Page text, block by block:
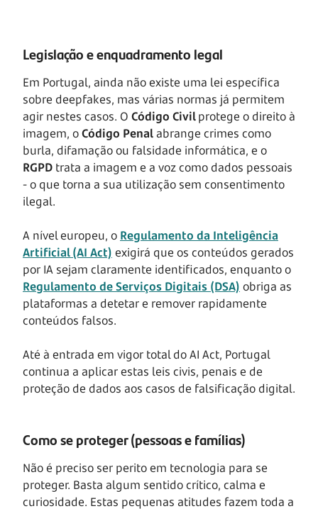
Legislação e enquadramento legal
Em Portugal, ainda não existe uma lei específica
sobre deepfakes, mas várias normas já permitem
agir nestes casos. O Código Civilprotege o direito à
imagem, oCódigo Penalabrange crimes como
burla, difamação ou falsidade informática, e o
RGPD trata a imagem e a voz como dados pessoais
- o que torna a sua utilização sem consentimento
ilegal.
A nível europeu, o Regulamento da Inteligência
Artificial (AI Act) exigirá que os conteúdos gerados
por IA sejam claramente identificados, enquanto o
Regulamento de Serviços Digitais (DSA) obriga as
plataformas a detetar e remover rapidamente
conteúdos falsos.
Até à entrada em vigor total do AI Act, Portugal
continua a aplicar estas leis civis, penais e de
proteção de dados aos casos de falsificação digital.
Como se proteger (pessoas e famílias)
Não é preciso ser perito em tecnologia para se
proteger. Basta algum sentido crítico, calma e
curiosidade. Estas pequenas atitudes fazem toda a